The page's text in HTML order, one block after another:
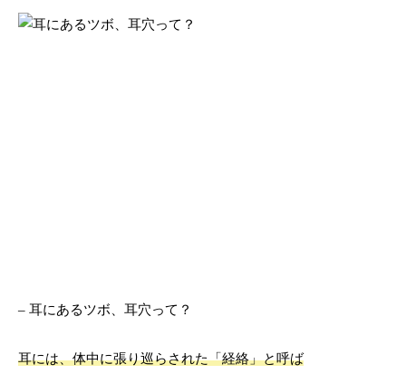
– 耳にあるツボ、耳穴って？
耳には、体中に張り巡らされた「経絡」と呼ば